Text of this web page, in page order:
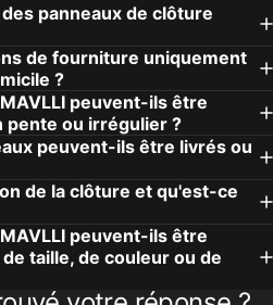
panneaux de clôture
de fourniture uniquement
?
peuvent-ils être
pente ou irrégulier ?
peuvent-ils être livrés ou
de la clôture et qu'est-ce
peuvent-ils être
taille, de couleur ou de